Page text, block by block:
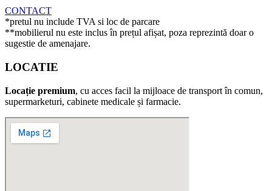
CONTACT
*pretul nu include TVA si loc de parcare
**mobilierul nu este inclus în prețul afișat, poza reprezintă doar o
sugestie de amenajare.
LOCATIE
Locație premium, cu acces facil la mijloace de transport în comun,
supermarketuri, cabinete medicale și farmacie.